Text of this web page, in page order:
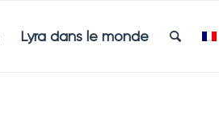
Lyra dans le monde